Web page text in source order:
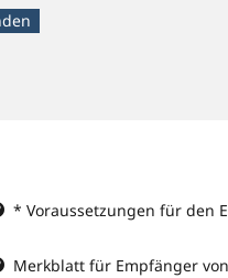
* Voraussetzungen für den
Merkblatt für Empfänger